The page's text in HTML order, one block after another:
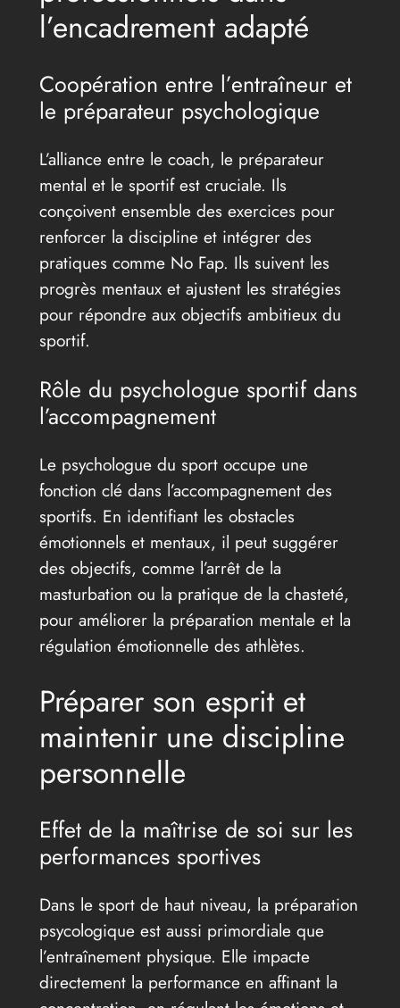
l’encadrement adapté
Coopération entre l’entraîneur et
le préparateur psychologique
L’alliance entre le coach, le préparateur
mental et le sportif est cruciale. Ils
conçoivent ensemble des exercices pour
renforcer la discipline et intégrer des
pratiques comme No Fap. Ils suivent les
progrès mentaux et ajustent les stratégies
pour répondre aux objectifs ambitieux du
sportif.
Rôle du psychologue sportif dans
l’accompagnement
Le psychologue du sport occupe une
fonction clé dans l’accompagnement des
sportifs. En identifiant les obstacles
émotionnels et mentaux, il peut suggérer
des objectifs, comme l’arrêt de la
masturbation ou la pratique de la chasteté,
pour améliorer la préparation mentale et la
régulation émotionnelle des athlètes.
Préparer son esprit et
maintenir une discipline
personnelle
Effet de la maîtrise de soi sur les
performances sportives
Dans le sport de haut niveau, la préparation
psycologique est aussi primordiale que
l’entraînement physique. Elle impacte
directement la performance en affinant la